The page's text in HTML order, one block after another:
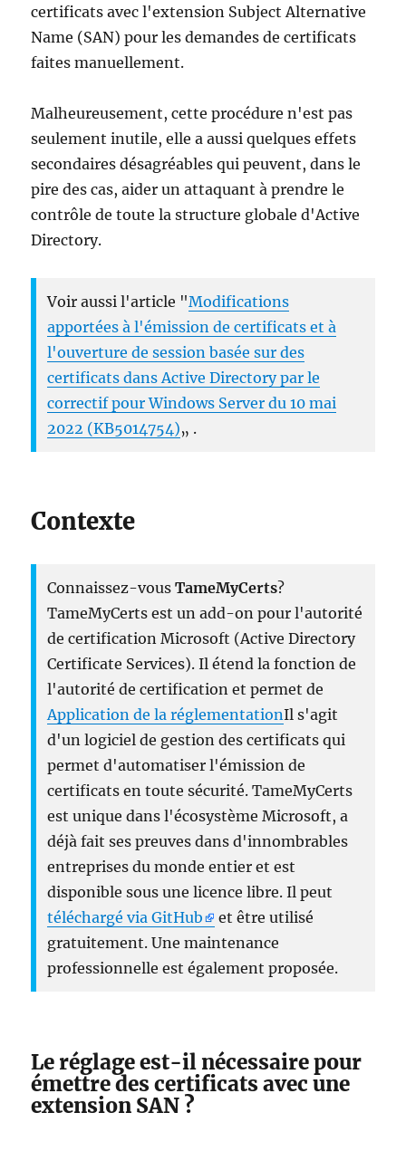
certificats avec l'extension Subject Alternative
Name (SAN) pour les demandes de certificats
faites manuellement.
Malheureusement, cette procédure n'est pas
seulement inutile, elle a aussi quelques effets
secondaires désagréables qui peuvent, dans le
pire des cas, aider un attaquant à prendre le
contrôle de toute la structure globale d'Active
Directory.
Voir aussi l'article "Modifications
apportées à l'émission de certificats et à
l'ouverture de session basée sur des
certificats dans Active Directory par le
correctif pour Windows Server du 10 mai
2022 (KB5014754)„ .
Contexte
Connaissez-vousTameMyCerts?
TameMyCerts est un add-on pour l'autorité
de certification Microsoft (Active Directory
Certificate Services). Il étend la fonction de
l'autorité de certification et permet de
Application de la réglementationIl s'agit
d'un logiciel de gestion des certificats qui
permet d'automatiser l'émission de
certificats en toute sécurité. TameMyCerts
est unique dans l'écosystème Microsoft, a
déjà fait ses preuves dans d'innombrables
entreprises du monde entier et est
disponible sous une licence libre. Il peut
téléchargé via GitHub
et être utilisé
gratuitement. Une maintenance
professionnelle est également proposée.
Le réglage est-il nécessaire pour
émettre des certificats avec une
extension SAN ?